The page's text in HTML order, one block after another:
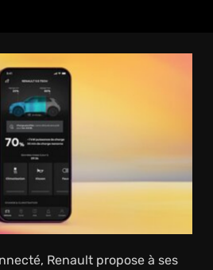
Renault propose à ses